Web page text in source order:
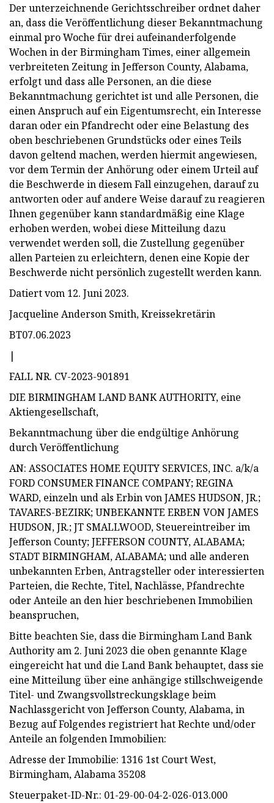
Der unterzeichnende Gerichtsschreiber ordnet daher
an, dass die Veröffentlichung dieser Bekanntmachung
einmal pro Woche für drei aufeinanderfolgende
Wochen in der Birmingham Times, einer allgemein
verbreiteten Zeitung in Jefferson County, Alabama,
erfolgt und dass alle Personen, an die diese
Bekanntmachung gerichtet ist und alle Personen, die
einen Anspruch auf ein Eigentumsrecht, ein Interesse
daran oder ein Pfandrecht oder eine Belastung des
oben beschriebenen Grundstücks oder eines Teils
davon geltend machen, werden hiermit angewiesen,
vor dem Termin der Anhörung oder einem Urteil auf
die Beschwerde in diesem Fall einzugehen, darauf zu
antworten oder auf andere Weise darauf zu reagieren
Ihnen gegenüber kann standardmäßig eine Klage
erhoben werden, wobei diese Mitteilung dazu
verwendet werden soll, die Zustellung gegenüber
allen Parteien zu erleichtern, denen eine Kopie der
Beschwerde nicht persönlich zugestellt werden kann.
Datiert vom 12. Juni 2023.
Jacqueline Anderson Smith, Kreissekretärin
BT07.06.2023
|
FALL NR. CV-2023-901891
DIE BIRMINGHAM LAND BANK AUTHORITY, eine
Aktiengesellschaft,
Bekanntmachung über die endgültige Anhörung
durch Veröffentlichung
AN: ASSOCIATES HOME EQUITY SERVICES, INC. a/k/a
FORD CONSUMER FINANCE COMPANY; REGINA
WARD, einzeln und als Erbin von JAMES HUDSON, JR.;
TAVARES-BEZIRK; UNBEKANNTE ERBEN VON JAMES
HUDSON, JR.; JT SMALLWOOD, Steuereintreiber im
Jefferson County; JEFFERSON COUNTY, ALABAMA;
STADT BIRMINGHAM, ALABAMA; und alle anderen
unbekannten Erben, Antragsteller oder interessierten
Parteien, die Rechte, Titel, Nachlässe, Pfandrechte
oder Anteile an den hier beschriebenen Immobilien
beanspruchen,
Bitte beachten Sie, dass die Birmingham Land Bank
Authority am 2. Juni 2023 die oben genannte Klage
eingereicht hat und die Land Bank behauptet, dass sie
eine Mitteilung über eine anhängige stillschweigende
Titel- und Zwangsvollstreckungsklage beim
Nachlassgericht von Jefferson County, Alabama, in
Bezug auf Folgendes registriert hat Rechte und/oder
Anteile an folgenden Immobilien:
Adresse der Immobilie: 1316 1st Court West,
Birmingham, Alabama 35208
Steuerpaket-ID-Nr.: 01-29-00-04-2-026-013.000